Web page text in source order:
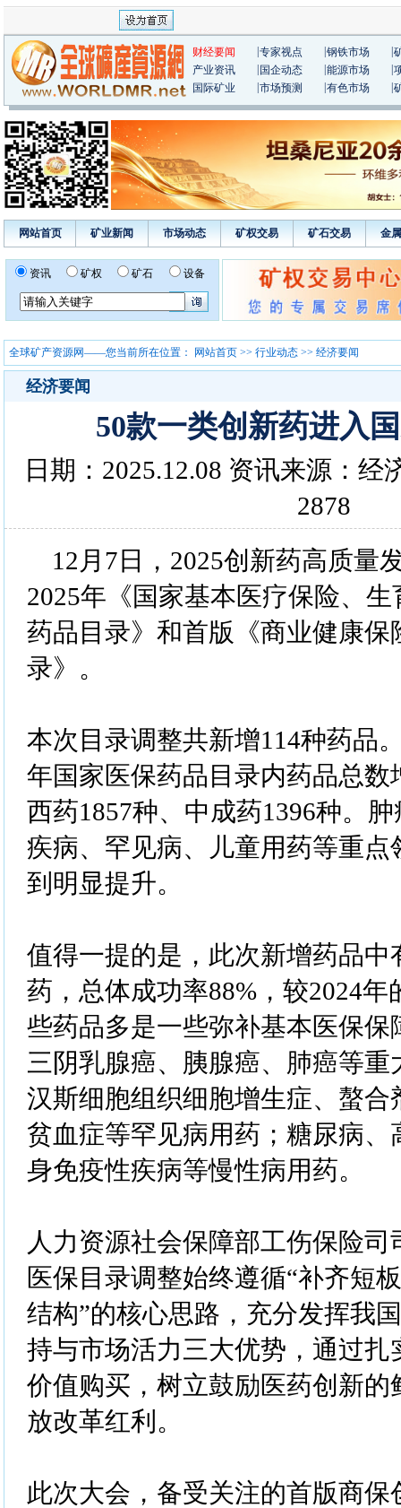
财经要闻 专家视点 钢铁市场
产业资讯
国企动态 能源市场
国际矿业
市场预测 有色市场
网站首页 矿业新闻 市场动态 矿权交易 矿石交易 金
资讯 矿权 矿石 设备
全球矿产资源网——您当前所在位置： 网站首页 >> 行业动态 >> 经济要闻
经济要闻
50款一类创新药进入
日期：2025.12.08 资讯来源：经
2878
12月7日，2025创新药高质量
2025年《国家基本医疗保险、
药品目录》和首版《商业健康保
录》。
本次目录调整共新增114种药品
年国家医保药品目录内药品总数
西药1857种、中成药1396种。
疾病、罕见病、儿童用药等重点
到明显提升。
值得一提的是，此次新增药品中
药，总体成功率88%，较2024年
些药品多是一些弥补基本医保保
三阴乳腺癌、胰腺癌、肺癌等重
汉斯细胞组织细胞增生症、螯合
贫血症等罕见病用药；糖尿病、
身免疫性疾病等慢性病用药。
人力资源社会保障部工伤保险
医保目录调整始终遵循“补齐短
结构”的核心思路，充分发挥我
持与市场活力三大优势，通过扎
价值购买，树立鼓励医药创新的
放改革红利。
此次大会，备受关注的首版商保